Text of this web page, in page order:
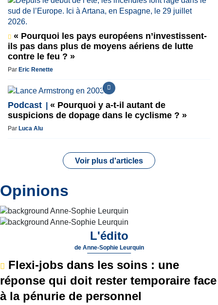
« Pourquoi les pays européens n’investissent-
ils pas dans plus de moyens aériens de lutte
contre le feu ? »
Par Eric Renette
Podcast
« Pourquoi y a-t-il autant de
suspicions de dopage dans le cyclisme ? »
Par Luca Alu
Voir plus d'articles
Opinions
L'édito
de Anne-Sophie Leurquin
Flexi-jobs dans les soins : une
réponse qui doit rester temporaire face
à la pénurie de personnel